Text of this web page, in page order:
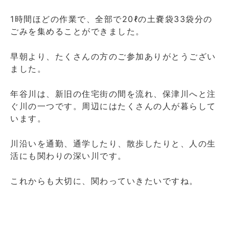
1時間ほどの作業で、全部で20ℓの土嚢袋33袋分の
ごみを集めることができました。
早朝より、たくさんの方のご参加ありがとうござい
ました。
年谷川は、新旧の住宅街の間を流れ、保津川へと注
ぐ川の一つです。周辺にはたくさんの人が暮らして
います。
川沿いを通勤、通学したり、散歩したりと、人の生
活にも関わりの深い川です。
これからも大切に、関わっていきたいですね。